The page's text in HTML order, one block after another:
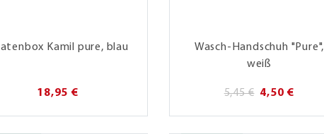
Kamil pure, blau
18,95 €
Wasch-Handschuh "Pure",
weiß
5,45 € 4,50 €